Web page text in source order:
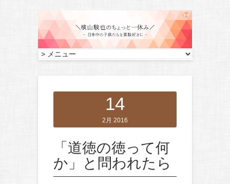
14
2月 2016
「道徳の徳って何
か」と問われたら